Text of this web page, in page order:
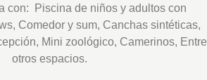
con: Piscina de niños y adultos con
Comedor y sum, Canchas sintéticas,
Mini zoológico, Camerinos, Entre
otros espacios.